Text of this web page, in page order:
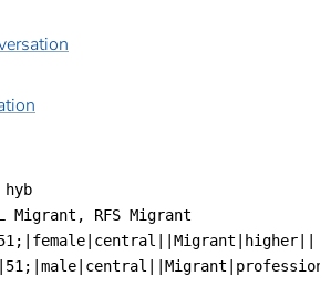
Zur
springen
Barrierefreiheit
hyb
Migrant, RFS Migrant